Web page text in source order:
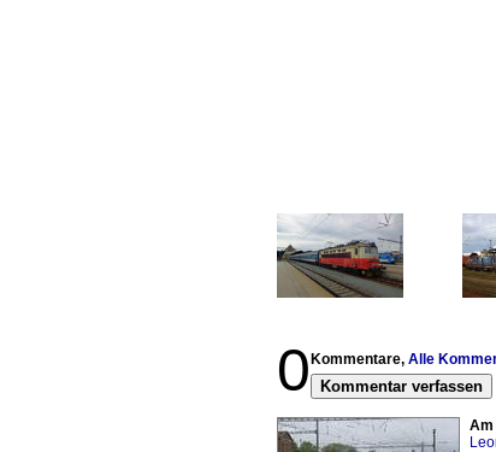
0 Kommentare, Alle
Kommentar verfassen
Am